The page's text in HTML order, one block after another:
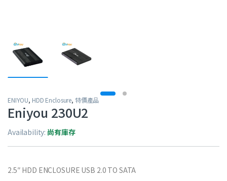
ENIYOU, HDD Enclosure, 特價產品
Eniyou 230U2
Availability: 尚有庫存
2.5″ HDD ENCLOSURE USB 2.0 TO SATA